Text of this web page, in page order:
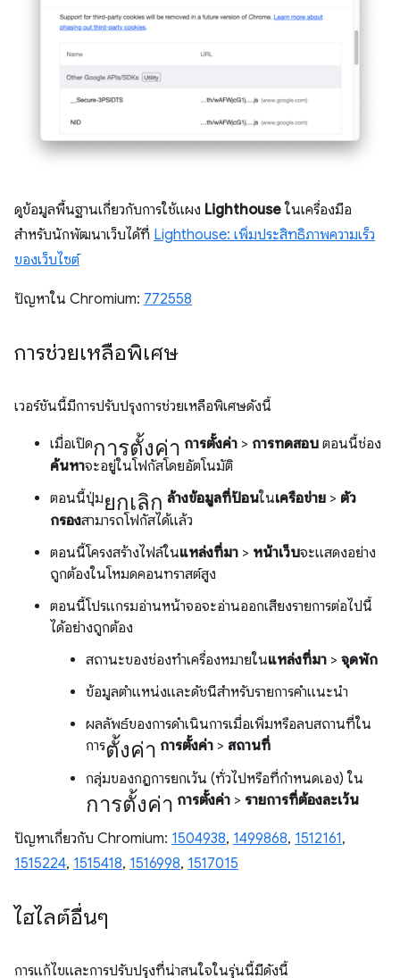
ดูข้อมูลพื้นฐานเกี่ยวกับการใช้แผง Lighthouse ในเครื่องมือ
สำหรับนักพัฒนาเว็บได้ที่ Lighthouse: เพิ่มประสิทธิภาพความเร็ว
ของเว็บไซต์
ปัญหาใน Chromium: 772558
การช่วยเหลือพิเศษ
เวอร์ชันนี้มีการปรับปรุงการช่วยเหลือพิเศษดังนี้
เมื่อเปิดการตั้งค่า การตั้งค่า > การทดสอบ ตอนนี้ช่อง
ค้นหาจะอยู่ในโฟกัสโดยอัตโนมัติ
ตอนนี้ปุ่มยกเลิก ล้างข้อมูลที่ป้อนในเครือข่าย > ตัว
กรองสามารถโฟกัสได้แล้ว
ตอนนี้โครงสร้างไฟล์ในแหล่งที่มา > หน้าเว็บจะแสดงอย่าง
ถูกต้องในโหมดคอนทราสต์สูง
ตอนนี้โปรแกรมอ่านหน้าจอจะอ่านออกเสียงรายการต่อไปนี้
ได้อย่างถูกต้อง
สถานะของช่องทำเครื่องหมายในแหล่งที่มา > จุดพัก
ข้อมูลตำแหน่งและดัชนีสำหรับรายการคำแนะนำ
ผลลัพธ์ของการดำเนินการเมื่อเพิ่มหรือลบสถานที่ใน
การตั้งค่า การตั้งค่า > สถานที่
กลุ่มของกฎการยกเว้น (ทั่วไปหรือที่กำหนดเอง) ใน
การตั้งค่า การตั้งค่า > รายการที่ต้องละเว้น
ปัญหาเกี่ยวกับ Chromium: 1504938, 1499868, 1512161,
1515224, 1515418, 1516998, 1517015
ไฮไลต์อื่นๆ
การแก้ไขและการปรับปรุงที่น่าสนใจในรุ่นนี้มีดังนี้